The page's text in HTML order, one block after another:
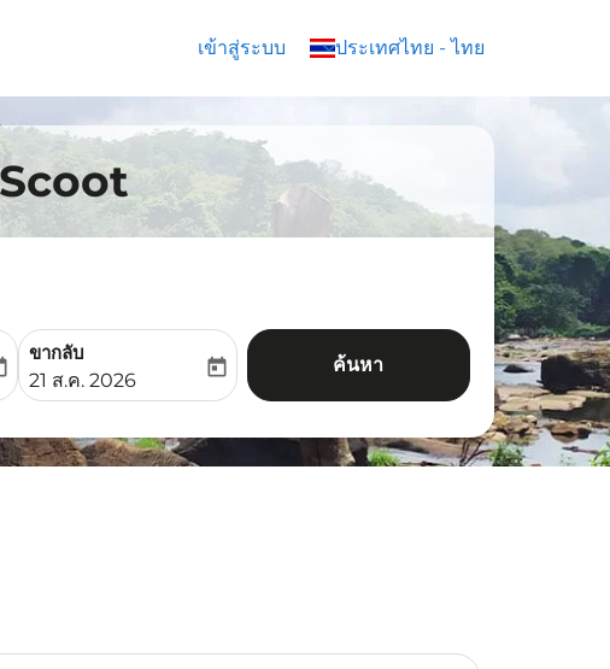
เข้าสู่ระบบ ประเทศไทย - ไทย
keyboard_arrow_down
date-aria-label
ขากลับ
fc-booking-return-date-aria-label
21 ส.ค. 2026
today ค้นหา